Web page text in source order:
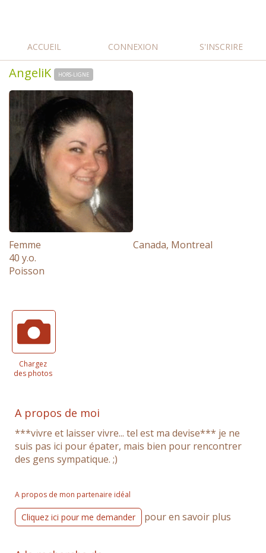
ACCUEIL CONNEXION S'INSCRIRE
AngeliK HORS-LIGNE
Femme
40 y.o.
Poisson
Canada, Montreal
Chargez
des photos
A propos de moi
***vivre et laisser vivre... tel est ma devise*** je ne
suis pas ici pour épater, mais bien pour rencontrer
des gens sympatique. ;)
A propos de mon partenaire idéal
Cliquez ici pour me demander pour en savoir plus